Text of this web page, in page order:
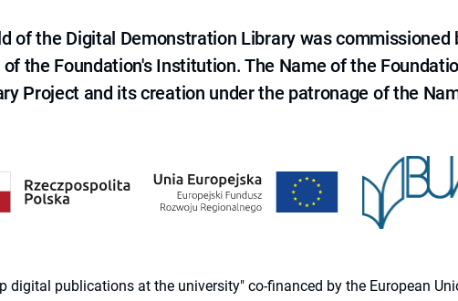
of the Digital Demonstration Library was commissioned
the Foundation's Institution. The Name of the
Project and its creation under the patronage of the
digital publications at the university" co-financed by the European